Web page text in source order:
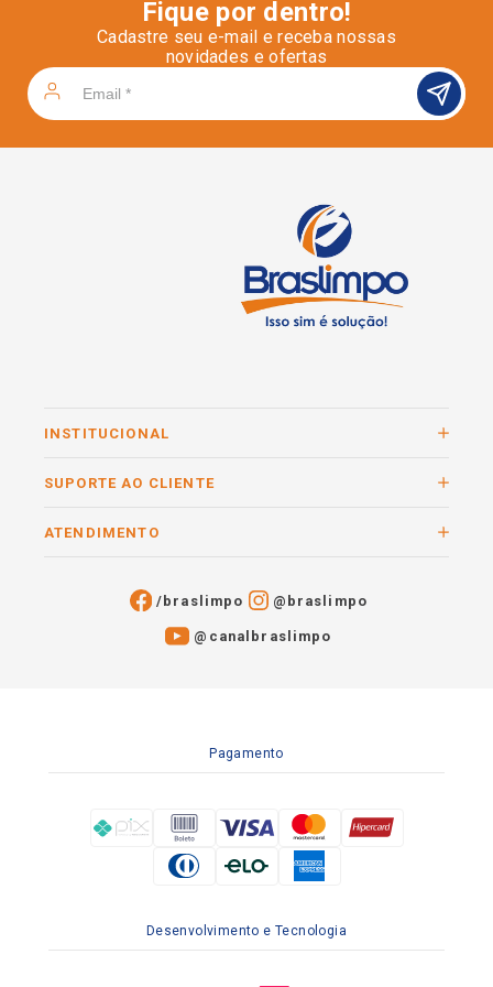
Fique por dentro!
Cadastre seu e-mail e receba nossas
novidades e ofertas
INSTITUCIONAL
SUPORTE AO CLIENTE
ATENDIMENTO
/braslimpo @braslimpo
@canalbraslimpo​
Pagamento
Desenvolvimento e Tecnologia